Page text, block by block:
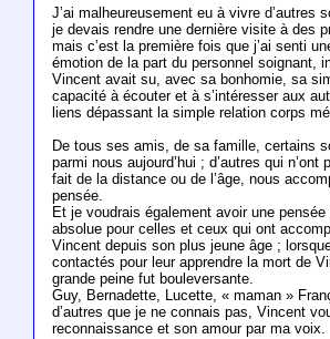
J’ai malheureusement eu à vivre d’autres
je devais rendre une dernière visite à des
mais c’est la première fois que j’ai senti
émotion de la part du personnel soignant,
Vincent avait su, avec sa bonhomie, sa
capacité à écouter et à s’intéresser aux
liens dépassant la simple relation corps
De tous ses amis, de sa famille, certains
parmi nous aujourd’hui ; d’autres qui n’ont
fait de la distance ou de l’âge, nous
pensée.
Et je voudrais également avoir une pensée
absolue pour celles et ceux qui ont
Vincent depuis son plus jeune âge ;
contactés pour leur apprendre la mort de
grande peine fut bouleversante.
Guy, Bernadette, Lucette, « maman »
d’autres que je ne connais pas, Vincent
reconnaissance et son amour par ma voix.